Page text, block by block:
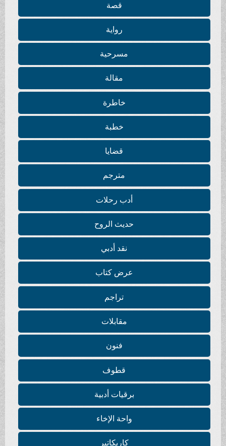
قصة
رواية
مسرحية
مقالة
خاطرة
خطبة
قضايا
مترجم
أدب رحلات
حديث الروح
نقد أدبي
عرض كتاب
تراجم
مقابلات
فنون
قطوف
برقيات أدبية
واحة الإخاء
كاريكاتير